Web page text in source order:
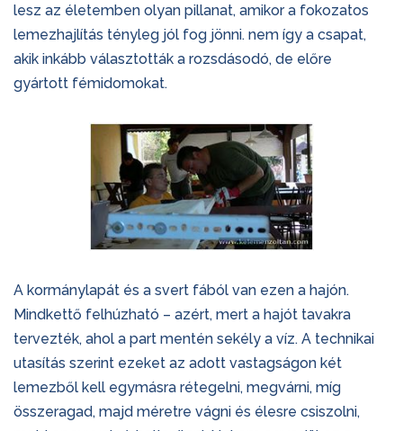
lesz az életemben olyan pillanat, amikor a fokozatos
lemezhajlítás tényleg jól fog jönni. nem így a csapat,
akik inkább választották a rozsdásodó, de előre
gyártott fémidomokat.
A kormánylapát és a svert fából van ezen a hajón.
Mindkettő felhúzható – azért, mert a hajót tavakra
tervezték, ahol a part mentén sekély a víz. A technikai
utasítás szerint ezeket az adott vastagságon két
lemezből kell egymásra rétegelni, megvárni, míg
összeragad, majd méretre vágni és élesre csiszolni,